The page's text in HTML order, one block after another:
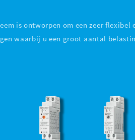
is ontworpen om een zeer
waarbij u een groot aantal